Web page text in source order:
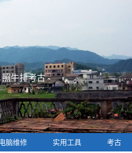
照牛排考古
脑维修 实用工具 考古